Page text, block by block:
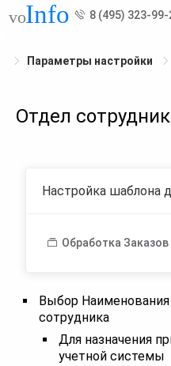
8 (495) 323-99-
Параметры настройки
Отдел
Настройка шаблона
Обработка Заказов
Выбор Наименования
сотрудника
Для назначения
учетной системы